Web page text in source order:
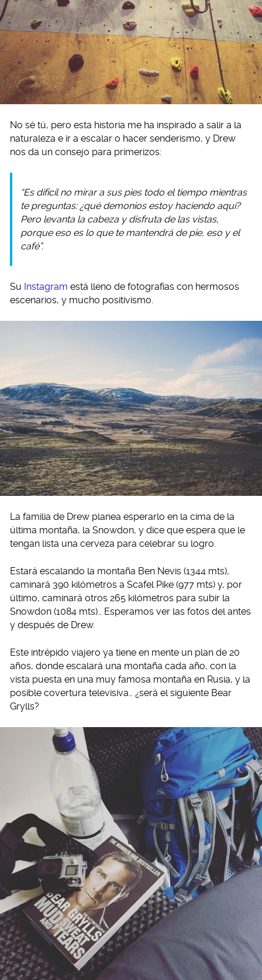
No sé tú, pero esta historia me ha inspirado a salir a la
naturaleza e ir a escalar o hacer senderismo, y Drew
nos da un consejo para primerizos:
“Es difícil no mirar a sus pies todo el tiempo mientras
te preguntas: ¿qué demonios estoy haciendo aquí?
Pero levanta la cabeza y disfruta de las vistas,
porque eso es lo que te mantendrá de pie, eso y el
café”.
Su Instagram está lleno de fotografías con hermosos
escenarios, y mucho positivismo.
La familia de Drew planea esperarlo en la cima de la
última montaña, la Snowdon, y dice que espera que le
tengan lista una cerveza para celebrar su logro.
Estará escalando la montaña Ben Nevis (1344 mts),
caminará 390 kilómetros a Scafel Pike (977 mts) y, por
último, caminará otros 265 kilómetros para subir la
Snowdon (1084 mts)… Esperamos ver las fotos del antes
y después de Drew.
Este intrépido viajero ya tiene en mente un plan de 20
años, donde escalará una montaña cada año, con la
vista puesta en una muy famosa montaña en Rusia, y la
posible covertura televisiva… ¿será el siguiente Bear
Grylls?